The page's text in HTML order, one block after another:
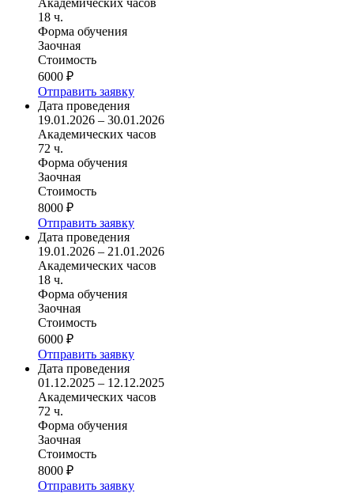
18 ч.
Форма обучения
Заочная
Стоимость
6000 ₽
Отправить заявку
Дата проведения
19.01.2026 – 30.01.2026
Академических часов
72 ч.
Форма обучения
Заочная
Стоимость
8000 ₽
Отправить заявку
Дата проведения
19.01.2026 – 21.01.2026
Академических часов
18 ч.
Форма обучения
Заочная
Стоимость
6000 ₽
Отправить заявку
Дата проведения
01.12.2025 – 12.12.2025
Академических часов
72 ч.
Форма обучения
Заочная
Стоимость
8000 ₽
Отправить заявку